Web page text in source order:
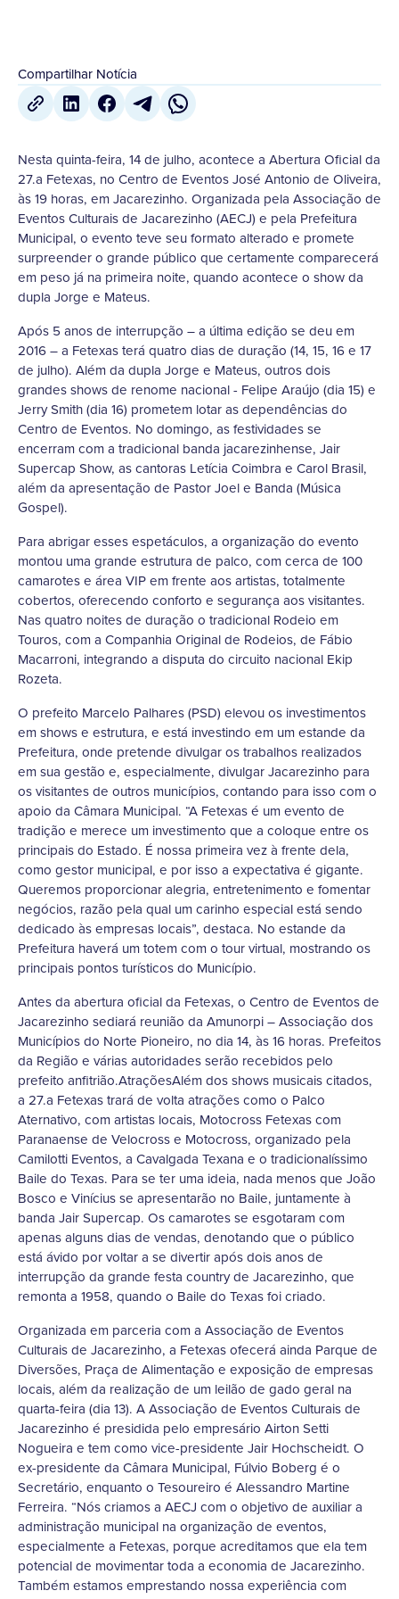
Compartilhar Notícia
Nesta quinta-feira, 14 de julho, acontece a Abertura Oficial da
27.a Fetexas, no Centro de Eventos José Antonio de Oliveira,
às 19 horas, em Jacarezinho. Organizada pela Associação de
Eventos Culturais de Jacarezinho (AECJ) e pela Prefeitura
Municipal, o evento teve seu formato alterado e promete
surpreender o grande público que certamente comparecerá
em peso já na primeira noite, quando acontece o show da
dupla Jorge e Mateus.
Após 5 anos de interrupção – a última edição se deu em
2016 – a Fetexas terá quatro dias de duração (14, 15, 16 e 17
de julho). Além da dupla Jorge e Mateus, outros dois
grandes shows de renome nacional - Felipe Araújo (dia 15) e
Jerry Smith (dia 16) prometem lotar as dependências do
Centro de Eventos. No domingo, as festividades se
encerram com a tradicional banda jacarezinhense, Jair
Supercap Show, as cantoras Letícia Coimbra e Carol Brasil,
além da apresentação de Pastor Joel e Banda (Música
Gospel).
Para abrigar esses espetáculos, a organização do evento
montou uma grande estrutura de palco, com cerca de 100
camarotes e área VIP em frente aos artistas, totalmente
cobertos, oferecendo conforto e segurança aos visitantes.
Nas quatro noites de duração o tradicional Rodeio em
Touros, com a Companhia Original de Rodeios, de Fábio
Macarroni, integrando a disputa do circuito nacional Ekip
Rozeta.
O prefeito Marcelo Palhares (PSD) elevou os investimentos
em shows e estrutura, e está investindo em um estande da
Prefeitura, onde pretende divulgar os trabalhos realizados
em sua gestão e, especialmente, divulgar Jacarezinho para
os visitantes de outros municípios, contando para isso com o
apoio da Câmara Municipal. “A Fetexas é um evento de
tradição e merece um investimento que a coloque entre os
principais do Estado. É nossa primeira vez à frente dela,
como gestor municipal, e por isso a expectativa é gigante.
Queremos proporcionar alegria, entretenimento e fomentar
negócios, razão pela qual um carinho especial está sendo
dedicado às empresas locais”, destaca. No estande da
Prefeitura haverá um totem com o tour virtual, mostrando os
principais pontos turísticos do Município.
Antes da abertura oficial da Fetexas, o Centro de Eventos de
Jacarezinho sediará reunião da Amunorpi – Associação dos
Municípios do Norte Pioneiro, no dia 14, às 16 horas. Prefeitos
da Região e várias autoridades serão recebidos pelo
prefeito anfitrião.AtraçõesAlém dos shows musicais citados,
a 27.a Fetexas trará de volta atrações como o Palco
Aternativo, com artistas locais, Motocross Fetexas com
Paranaense de Velocross e Motocross, organizado pela
Camilotti Eventos, a Cavalgada Texana e o tradicionalíssimo
Baile do Texas. Para se ter uma ideia, nada menos que João
Bosco e Vinícius se apresentarão no Baile, juntamente à
banda Jair Supercap. Os camarotes se esgotaram com
apenas alguns dias de vendas, denotando que o público
está ávido por voltar a se divertir após dois anos de
interrupção da grande festa country de Jacarezinho, que
remonta a 1958, quando o Baile do Texas foi criado.
Organizada em parceria com a Associação de Eventos
Culturais de Jacarezinho, a Fetexas ofecerá ainda Parque de
Diversões, Praça de Alimentação e exposição de empresas
locais, além da realização de um leilão de gado geral na
quarta-feira (dia 13). A Associação de Eventos Culturais de
Jacarezinho é presidida pelo empresário Airton Setti
Nogueira e tem como vice-presidente Jair Hochscheidt. O
ex-presidente da Câmara Municipal, Fúlvio Boberg é o
Secretário, enquanto o Tesoureiro é Alessandro Martine
Ferreira. “Nós criamos a AECJ com o objetivo de auxiliar a
administração municipal na organização de eventos,
especialmente a Fetexas, porque acreditamos que ela tem
potencial de movimentar toda a economia de Jacarezinho.
Também estamos emprestando nossa experiência com